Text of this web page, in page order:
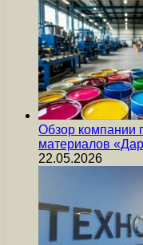
Обзор компании
материалов
22.05.2026